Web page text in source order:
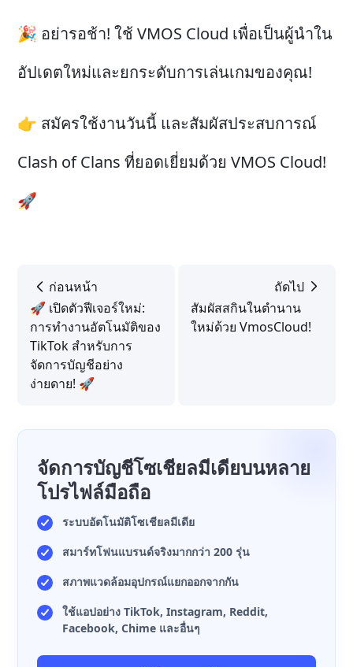
🎉 อย่ารอช้า! ใช้ VMOS Cloud เพื่อเป็นผู้นำใน
อัปเดตใหม่และยกระดับการเล่นเกมของคุณ!
👉 สมัครใช้งานวันนี้ และสัมผัสประสบการณ์
Clash of Clans ที่ยอดเยี่ยมด้วย VMOS Cloud!
🚀
ก่อนหน้า
🚀 เปิดตัวฟีเจอร์ใหม่:
การทำงานอัตโนมัติของ
TikTok สำหรับการ
จัดการบัญชีอย่าง
ง่ายดาย! 🚀
ถัดไป
สัมผัสสกินในตำนาน
ใหม่ด้วย VmosCloud!
จัดการบัญชีโซเชียลมีเดียบนหลาย
โปรไฟล์มือถือ
ระบบอัตโนมัติโซเชียลมีเดีย
สมาร์ทโฟนแบรนด์จริงมากกว่า 200 รุ่น
สภาพแวดล้อมอุปกรณ์แยกออกจากกัน
ใช้แอปอย่าง TikTok, Instagram, Reddit,
Facebook, Chime และอื่นๆ